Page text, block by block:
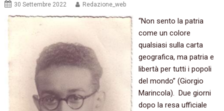
30 Settembre 2022 Redazione_web
“Non sento la patria
come un colore
qualsiasi sulla carta
geografica, ma patria e
libertà per tutti i popoli
del mondo” (Giorgio
Marincola). Due giorni
dopo la resa ufficiale